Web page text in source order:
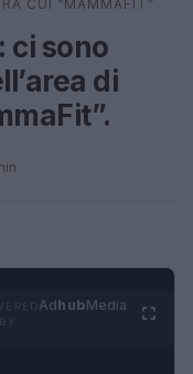
CUI “MAMMAFIT”
ci sono
di
AdhubMedia